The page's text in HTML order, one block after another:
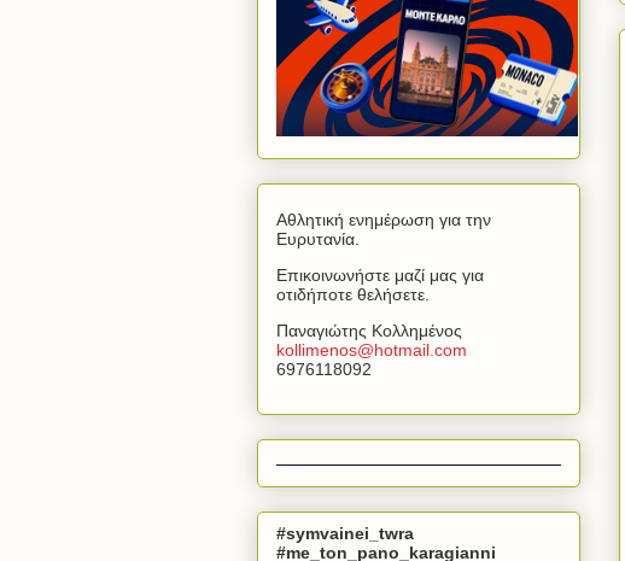
Αθλητική ενημέρωση για την
Ευρυτανία.
Επικοινωνήστε μαζί μας για
οτιδήποτε θελήσετε.
Παναγιώτης Κολλημένος
kollimenos@hotmail com
6976118092
#symvainei_twra
#me_ton_pano_karagianni